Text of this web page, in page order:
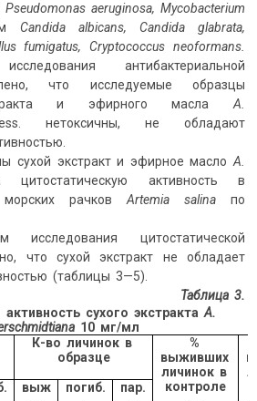
Pseudomonas aeruginosa, Mycobacterium
Candida albicans, Candida glabrata,
fumigatus, Cryptococcus neoformans.
антибактериальной
что исследуемые образцы
и эфирного масла A
нетоксичны, не обладают
сухой экстракт и эфирное масло A
активность в
рачков Artemia salina
по
исследования цитостатической
что сухой экстракт не обладает
(таблицы 3—5).
Таблица 3.
сухого экстракта A.
10 мг/мл
К-во личинок в
образце
%
выживших
личинок в
контроле
выж погиб.
пар.